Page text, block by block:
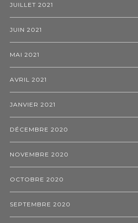
JUILLET 2021
JUIN 2021
MAI 2021
AVRIL 2021
JANVIER 2021
DÉCEMBRE 2020
NOVEMBRE 2020
OCTOBRE 2020
SEPTEMBRE 2020